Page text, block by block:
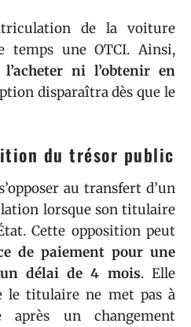
de la voiture
temps une OTCI. Ainsi,
ni l’obtenir en
disparaîtra dès que le
du trésor public
au transfert d’un
lorsque son titulaire
Cette opposition peut
de paiement pour une
délai de 4 mois. Elle
le titulaire ne met pas à
un changement